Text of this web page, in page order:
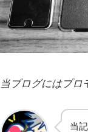
当ブログにはプロ
当